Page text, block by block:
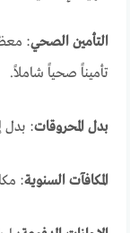
التأمين الصحي:
تأميناً صحياً شاملاً.
بدل المحروقات: بدل
المكافآت السنوية: